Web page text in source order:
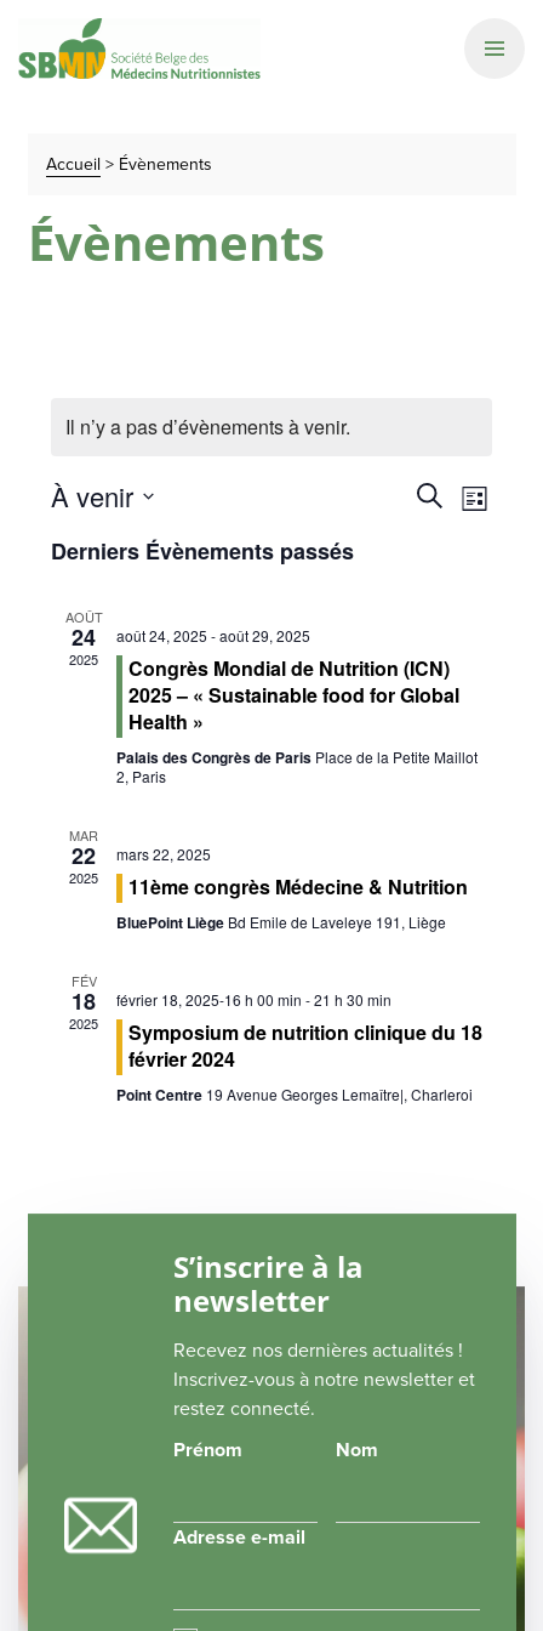
Accueil > Évènements
Évènements
Il n’y a pas d’évènements à venir.
Recherche
de
Liste
À venir
une
date.
Derniers Évènements passés
AOÛT
24
2025
août 24, 2025 -août 29, 2025
Congrès Mondial de Nutrition (ICN)
2025 – « Sustainable food for Global
Health »
Palais des Congrès de Paris Place de la Petite Maillot
2, Paris
MAR
22
2025
mars 22, 2025
11ème congrès Médecine & Nutrition
BluePoint Liège Bd Emile de Laveleye 191, Liège
FÉV
18
2025
février 18, 2025-16 h 00 min -21 h 30 min
Symposium de nutrition clinique du 18
février 2024
Point Centre 19 Avenue Georges Lemaître|, Charleroi
S’inscrire à la
newsletter
Recevez nos dernières actualités !
Inscrivez-vous à notre newsletter et
restez connecté.
Prénom
Nom
Adresse e-mail